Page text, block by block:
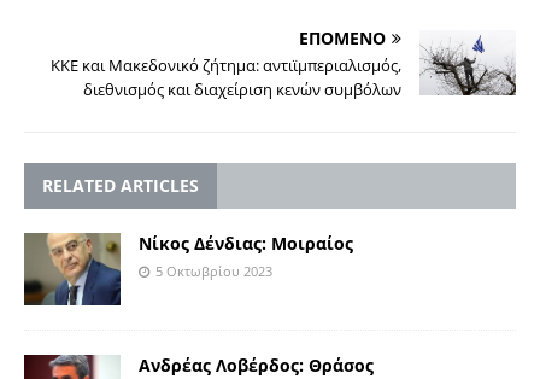
ΕΠΟΜΕΝΟ
ΚKE και Μακεδονικό ζήτημα: αντιϊμπεριαλισμός,
διεθνισμός και διαχείριση κενών συμβόλων
RELATED ARTICLES
Νίκος Δένδιας: Μοιραίος
5 Οκτωβρίου 2023
Ανδρέας Λοβέρδος: Θράσος